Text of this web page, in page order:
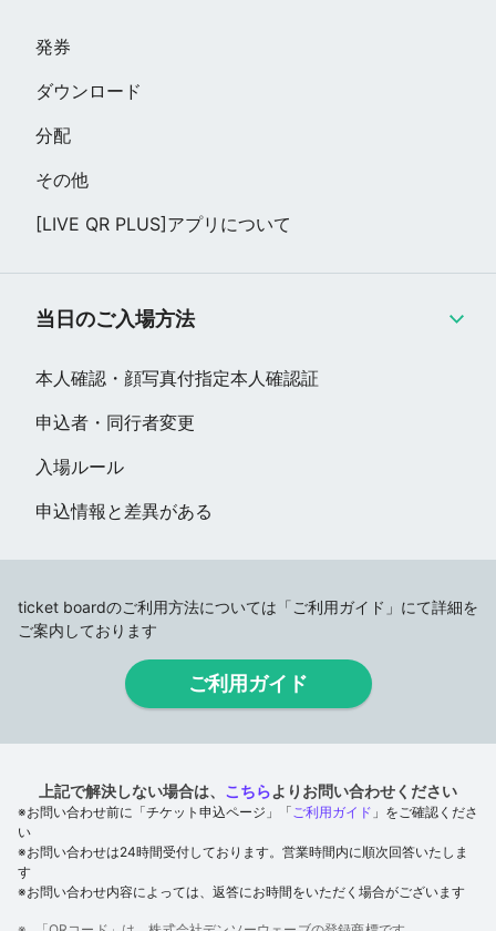
発券
ダウンロード
分配
その他
[LIVE QR PLUS]アプリについて
当日のご入場方法
本人確認・顔写真付指定本人確認証
申込者・同行者変更
入場ルール
申込情報と差異がある
ticket boardのご利用方法については 「ご利用ガイド」にて詳細を
ご案内しております
ご利用ガイド
上記で解決しない場合は、 こちらよりお問い合わせください
※お問い合わせ前に「チケット申込ページ」「ご利用ガイド 」をご確認くださ
い
※お問い合わせは24時間受付しております。営業時間内に順次回答いたしま
す
※お問い合わせ内容によっては、返答にお時間をいただく場合がございます